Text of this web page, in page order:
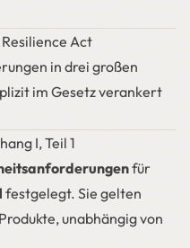
Act
in drei großen
im Gesetz verankert
I, Teil 1
für
festgelegt. Sie gelten
unabhängig von